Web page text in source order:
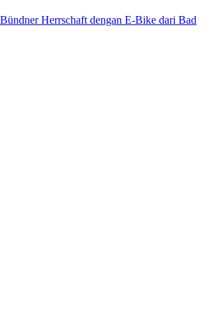
Herrschaft dengan E-Bike dari Bad